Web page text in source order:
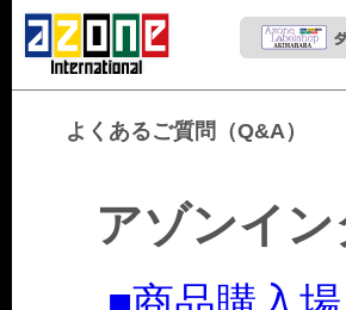
よくあるご質問（Q&A）
アゾンイ